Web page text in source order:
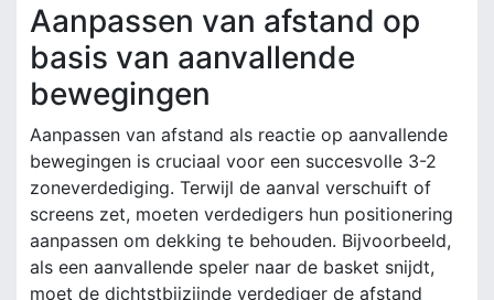
Aanpassen van afstand op
basis van aanvallende
bewegingen
Aanpassen van afstand als reactie op aanvallende
bewegingen is cruciaal voor een succesvolle 3-2
zoneverdediging. Terwijl de aanval verschuift of
screens zet, moeten verdedigers hun positionering
aanpassen om dekking te behouden. Bijvoorbeeld,
als een aanvallende speler naar de basket snijdt,
moet de dichtstbijzijnde verdediger de afstand